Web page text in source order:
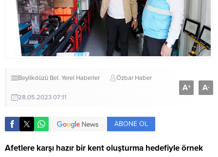
Beylikdüzü Bel. Yerel Haberler Özbar Haber
28.05.2023 07:11
A+ A-
ABONE OL
Afetlere karşı hazır bir kent oluşturma hedefiyle örnek